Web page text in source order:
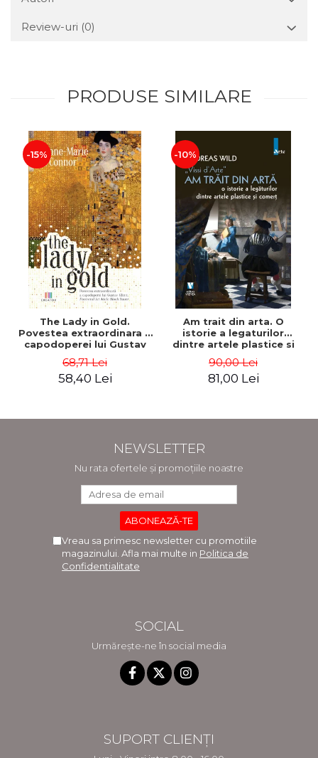
Review-uri (0)
PRODUSE SIMILARE
-15%
The Lady in Gold.
Povestea extraordinara a
capodoperei lui Gustav
Bloch-Bauer - Anne-Marie
O’Connor
68,71 Lei
58,40 Lei
-10%
Am trait din arta. O
istorie a legaturilor
dintre artele plastice si
90,00 Lei
81,00 Lei
NEWSLETTER
Nu rata ofertele și promoțiile noastre
Vreau sa primesc newsletter cu promotiile
magazinului. Afla mai multe in Politica de
Confidentialitate
SOCIAL
Urmărește-ne în social media
SUPORT CLIENȚI